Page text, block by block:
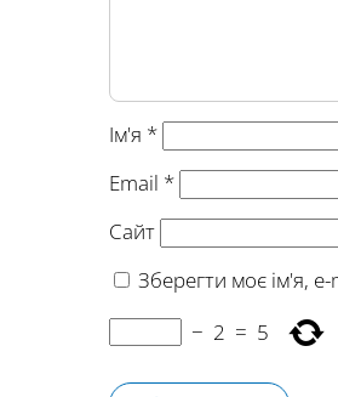
Ім'я *
Email *
Сайт
Зберегти моє ім'я,
− 2 = 5